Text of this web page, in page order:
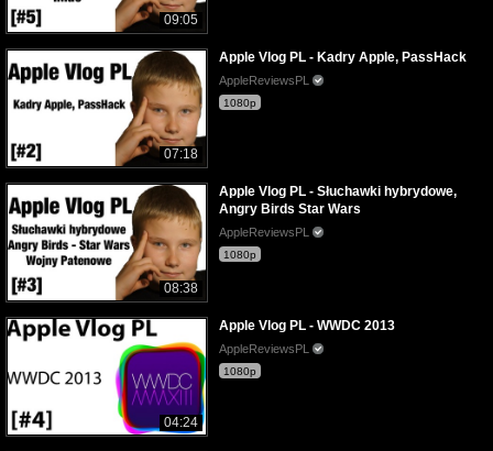
09:05
07:18
Apple Vlog PL - Kadry Apple, PassHack
AppleReviewsPL
1080p
08:38
Apple Vlog PL - Słuchawki hybrydowe,
Angry Birds Star Wars
AppleReviewsPL
1080p
04:24
Apple Vlog PL - WWDC 2013
AppleReviewsPL
1080p